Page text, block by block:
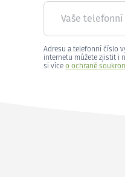
Vaše
Adresu a telefonní číslo
internetu můžete zjistit i
si více o ochraně